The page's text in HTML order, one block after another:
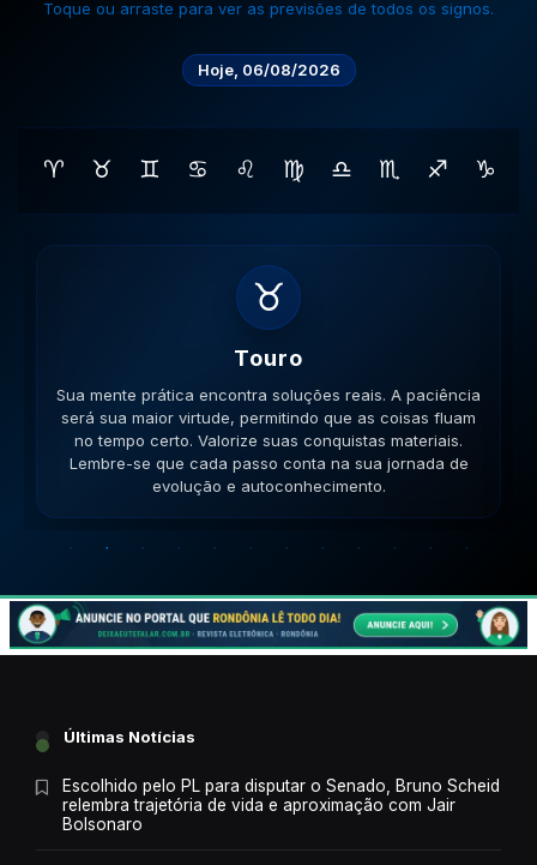
Toque ou arraste para ver as previsões de todos os signos.
Hoje, 06/08/2026
♈ ♉ ♊ ♋ ♌ ♍ ♎ ♏ ♐ ♑
♊
Gemeos
Sua lógica é impecável hoje. A versatilidade é seu
ponto forte; use-a para resolver impasses de forma
criativa. Esteja aberto a novas ideias. Lembre-se que
cada passo conta na sua jornada de evolução e
autoconhecimento.
Últimas Notícias
Escolhido pelo PL para disputar o Senado, Bruno Scheid
relembra trajetória de vida e aproximação com Jair
Bolsonaro